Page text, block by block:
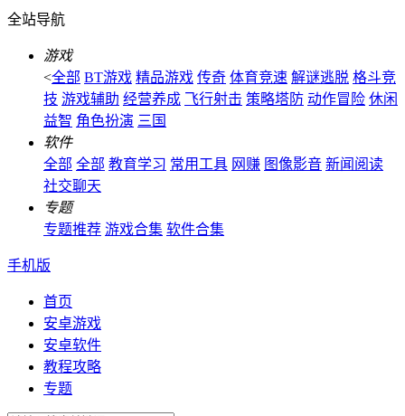
全站导航
游戏
<全部 BT游戏 精品游戏 传奇 体育竞速 解谜逃脱 格斗竞
技 游戏辅助 经营养成 飞行射击 策略塔防 动作冒险 休闲
益智 角色扮演 三国
软件
全部 全部 教育学习 常用工具 网赚 图像影音 新闻阅读
社交聊天
专题
专题推荐 游戏合集 软件合集
手机版
首页
安卓游戏
安卓软件
教程攻略
专题